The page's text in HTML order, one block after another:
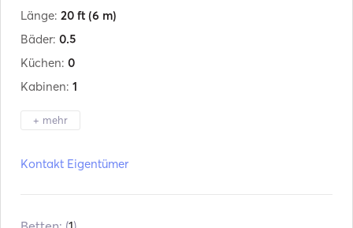
Länge: 20 ft (6 m)
Bäder: 0.5
Küchen: 0
Kabinen: 1
+ mehr
Motoren:1 x 115hp
Kontakt Eigentümer